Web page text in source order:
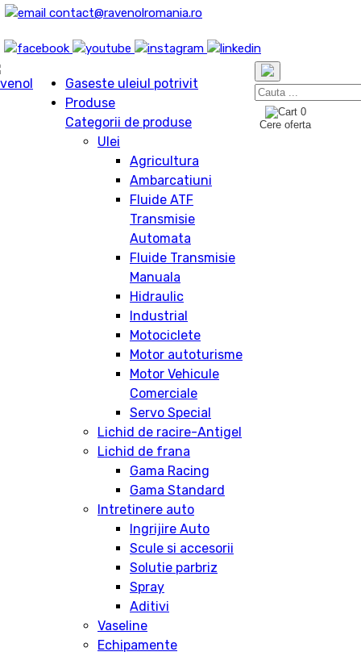
contact@ravenolromania.ro
Gaseste uleiul potrivit
Produse
Categorii de produse
Ulei
Agricultura
Ambarcatiuni
Fluide ATF
Transmisie
Automata
Fluide Transmisie
Manuala
Hidraulic
Industrial
Motociclete
Motor autoturisme
Motor Vehicule
Comerciale
Servo Special
Lichid de racire-Antigel
Lichid de frana
Gama Racing
Gama Standard
Intretinere auto
Ingrijire Auto
Scule si accesorii
Solutie parbriz
Spray
Aditivi
Vaseline
Echipamente
0
Cere oferta